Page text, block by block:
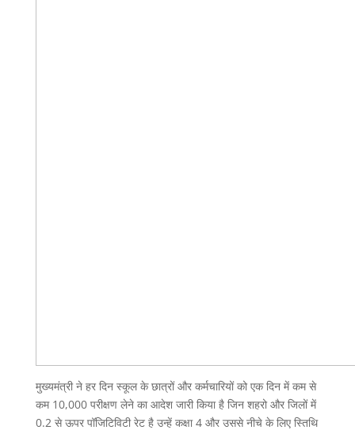
मुख्यमंत्री ने हर दिन स्कूल के छात्रों और कर्मचारियों को एक दिन में कम से
कम 10,000 परीक्षण लेने का आदेश जारी किया है जिन शहरो और जिलों में
0.2 से ऊपर पॉजिटिविटी रेट है उन्हें कक्षा 4 और उससे नीचे के लिए स्तिथि